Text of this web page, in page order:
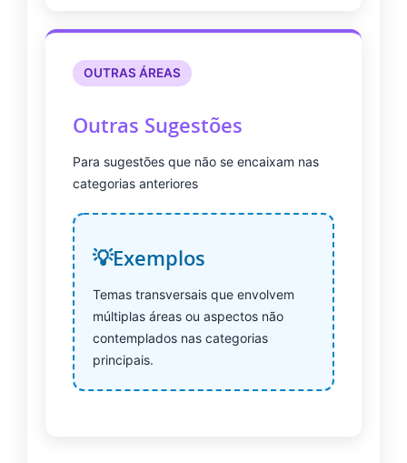
OUTRAS ÁREAS
Outras Sugestões
Para sugestões que não se encaixam nas
categorias anteriores
Exemplos
Temas transversais que envolvem
múltiplas áreas ou aspectos não
contemplados nas categorias
principais.